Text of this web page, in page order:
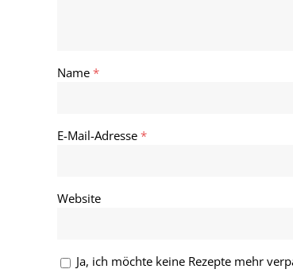
Name *
E-Mail-Adresse *
Website
Ja, ich möchte keine Rezepte mehr